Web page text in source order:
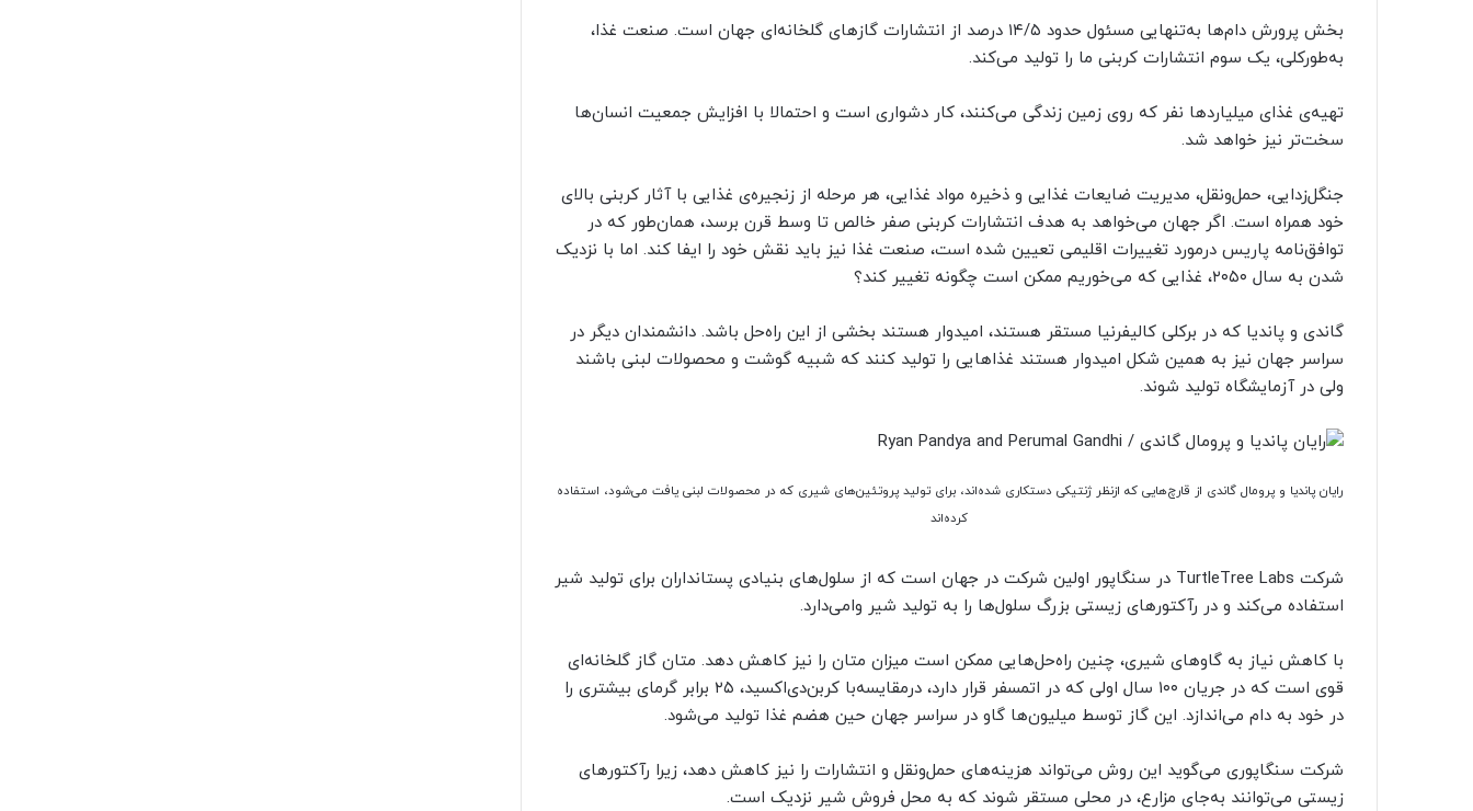
بخش پرورش دام‌ها به‌تنهایی مسئول حدود ۱۴/۵ درصد از انتشارات گازهای گلخانه‌ای جهان است. صنعت غذا،
به‌طور‌کلی، یک سوم انتشارات کربنی ما را تولید می‌کند.
تهیه‌ی غذای میلیاردها نفر که روی زمین زندگی می‌کنند، کار دشواری است و احتمالا با افزایش جمعیت انسان‌ها
سخت‌تر نیز خواهد شد.
جنگل‌زدایی، حمل‌و‌نقل، مدیریت ضایعات غذایی و ذخیره مواد غذایی، هر مرحله از زنجیره‌ی غذایی با آثار کربنی بالای
خود همراه است. اگر جهان می‌خواهد به هدف انتشارات کربنی صفر خالص تا وسط قرن برسد، همان‌طور که در
توافق‌نامه پاریس درمورد تغییرات اقلیمی تعیین شده است، صنعت غذا نیز باید نقش خود را ایفا کند. اما با نزدیک
شدن به سال ۲۰۵۰، غذایی که می‌خوریم ممکن است چگونه تغییر کند؟
گاندی و پاندیا که در برکلی کالیفرنیا مستقر هستند، امیدوار هستند بخشی از این راه‌حل باشد. دانشمندان دیگر در
سراسر جهان نیز به همین شکل امیدوار هستند غذاهایی را تولید کنند که شبیه گوشت و محصولات لبنی باشند
ولی در آزمایشگاه تولید شوند.
رایان پاندیا و پرومال گاندی از قارچ‌هایی که ازنظر ژنتیکی دستکاری شده‌اند، برای تولید پروتئین‌های شیری که در محصولات لبنی یافت می‌شود، استفاده
کرده‌اند
شرکت TurtleTree Labs در سنگاپور اولین شرکت در جهان است که از سلول‌های بنیادی پستانداران برای تولید شیر
استفاده می‌کند و در رآکتورهای زیستی بزرگ سلول‌ها را به تولید شیر وامی‌دارد.
با کاهش نیاز به گاوهای شیری، چنین راه‌حل‌هایی ممکن است میزان متان را نیز کاهش دهد. متان گاز گلخانه‌ای
قوی است که در جریان ۱۰۰ سال اولی که در اتمسفر قرار دارد، در‌مقایسه‌با کربن‌دی‌اکسید، ۲۵ برابر گرمای بیشتری را
در خود به دام می‌اندازد. این گاز توسط میلیون‌ها گاو در سراسر جهان حین هضم غذا تولید می‌شود.
شرکت سنگاپوری می‌گوید این روش می‌تواند هزینه‌های حمل‌و‌نقل و انتشارات را نیز کاهش دهد، زیرا رآکتورهای
زیستی می‌توانند به‌جای مزارع، در محلی مستقر شوند که به محل فروش شیر نزدیک است.